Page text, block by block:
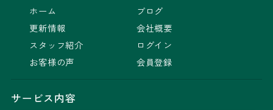
ホーム
更新情報
スタッフ紹介
お客様の声
ブログ
会社概要
ログイン
会員登録
サービス内容